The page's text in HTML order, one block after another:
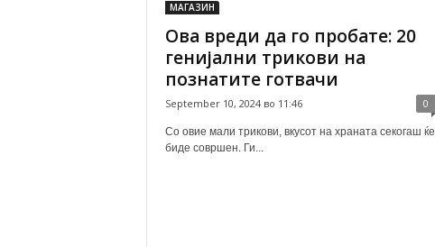
МАГАЗИН
Ова вреди да го пробате: 20
генијални трикови на
познатите готвачи
September 10, 2024 во 11:46 0
Со овие мали трикови, вкусот на храната секогаш ќе
биде совршен. Ги...